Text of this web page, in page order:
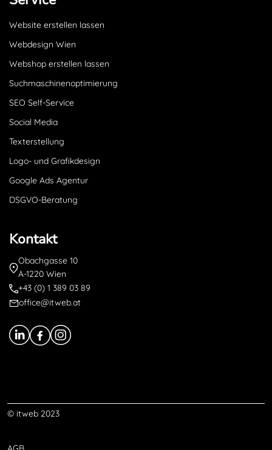
Website erstellen lassen
Webdesign Wien
Webshop erstellen lassen
Suchmaschinenoptimierung
SEO Self-Service
Social Media
Texterstellung
Logo- und Grafikdesign
Google Ads Agentur
DSGVO-Beratung
Kontakt
Obachgasse 10
A-1220 Wien
+43 (0) 1 389 03 89
office@itweb.at
© itweb 2023